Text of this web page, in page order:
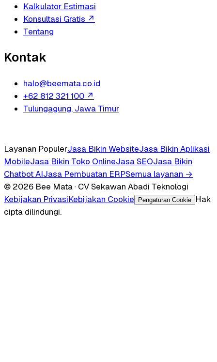
Kalkulator Estimasi
Konsultasi Gratis ↗
Tentang
Kontak
halo@beemata.co.id
+62 812 321 100 ↗
Tulungagung, Jawa Timur
Layanan PopulerJasa Bikin WebsiteJasa Bikin Aplikasi
MobileJasa Bikin Toko OnlineJasa SEOJasa Bikin
Chatbot AIJasa Pembuatan ERPSemua layanan →
© 2026 Bee Mata · CV Sekawan Abadi Teknologi
Kebijakan PrivasiKebijakan Cookie Pengaturan Cookie
Hak
cipta dilindungi.